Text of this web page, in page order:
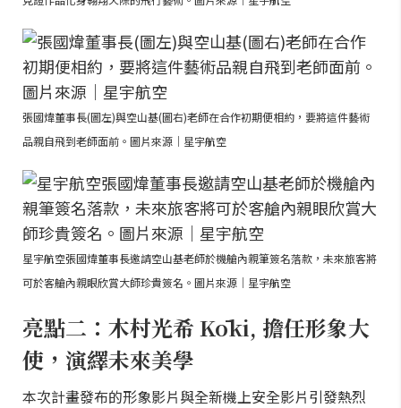
張國煒董事長(圖左)與空山基(圖右)老師在合作初期便相約，要將這件藝術
品親自飛到老師面前。圖片來源｜星宇航空
星宇航空張國煒董事長邀請空山基老師於機艙內親筆簽名落款，未來旅客將
可於客艙內親眼欣賞大師珍貴簽名。圖片來源｜星宇航空
亮點二：木村光希 Kōki, 擔任形象大
使，演繹未來美學
本次計畫發布的形象影片與全新機上安全影片引發熱烈